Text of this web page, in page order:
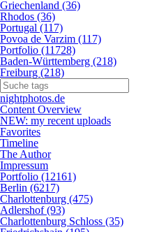
Griechenland (36)
Rhodos (36)
Portugal (117)
Povoa de Varzim (117)
Portfolio (11728)
Baden-Württemberg (218)
Freiburg (218)
nightphotos.de
Content Overview
NEW: my recent uploads
Favorites
Timeline
The Author
Impressum
Portfolio (12161)
Berlin (6217)
Charlottenburg (475)
Adlershof (93)
Charlottenburg Schloss (35)